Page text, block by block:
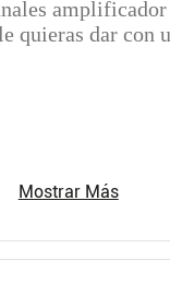
quieras dar con
Mostrar Más
% $ 166.
$ 333.800